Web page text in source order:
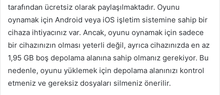
tarafından ücretsiz olarak paylaşılmaktadır. Oyunu
oynamak için Android veya iOS işletim sistemine sahip bir
cihaza ihtiyacınız var. Ancak, oyunu oynamak için sadece
bir cihazınızın olması yeterli değil, ayrıca cihazınızda en az
1,95 GB boş depolama alanına sahip olmanız gerekiyor. Bu
nedenle, oyunu yüklemek için depolama alanınızı kontrol
etmeniz ve gereksiz dosyaları silmeniz önerilir.